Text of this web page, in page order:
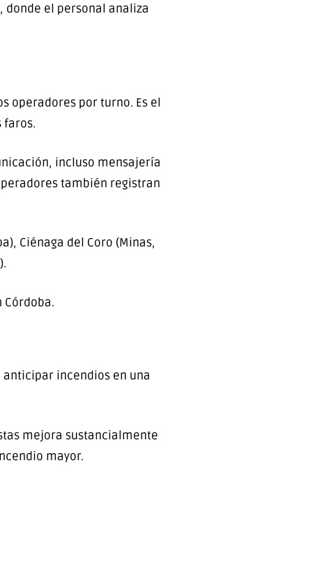
el personal analiza
operadores por turno. Es el
faros.
incluso mensajería
también registran
Ciénaga del Coro (Minas,
incendios en una
mejora sustancialmente
mayor.